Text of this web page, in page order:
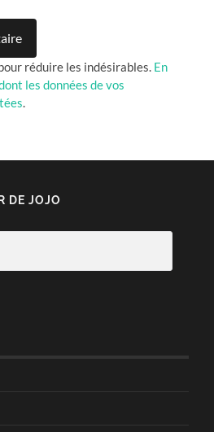
réduire les indésirables. En
les données de vos
.
DE JOJO